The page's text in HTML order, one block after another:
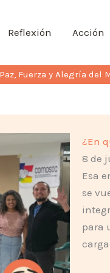
Reflexión Acción
Fuerza y Alegría del
¿En
8 de
Esa
se
para